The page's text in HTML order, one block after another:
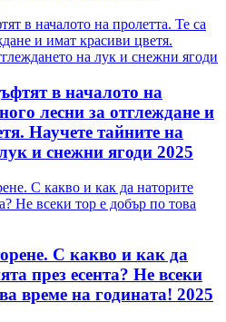
в началото на
лесни за отглеждане и
Научете тайните на
и снежни ягоди 2025
С какво и как да
през есента? Не всеки
време на годината! 2025